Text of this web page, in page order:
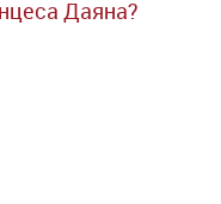
Даяна?